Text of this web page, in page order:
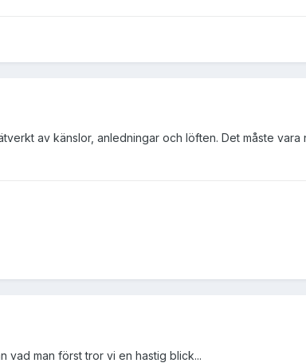
av känslor, anledningar och löften. Det måste
vad man först tror vi en hastig blick...